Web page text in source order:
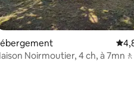
sur 5
Noirmoutier, 4 ch, à